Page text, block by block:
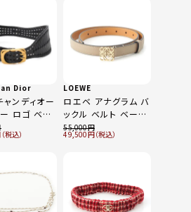
Dior
ャンディオー
ロゴ ベル
LOEWE
ロエベ アナグラム バ
ックル ベルト ベージ
ュ ゴールド 70
55,000
49,500